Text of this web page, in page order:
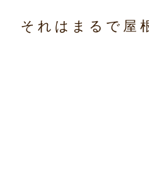
それはまるで屋